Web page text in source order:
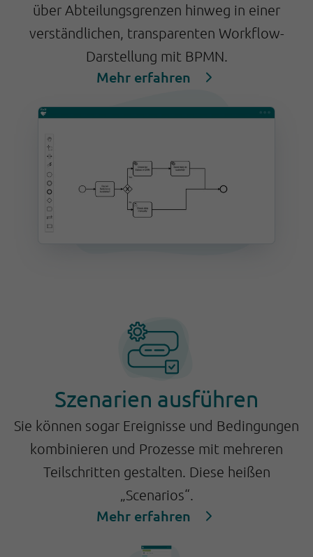
über Abteilungsgrenzen hinweg in einer
verständlichen, transparenten Workflow-
Darstellung mit BPMN.
Mehr erfahren
Szenarien ausführen
Sie können sogar Ereignisse und Bedingungen
kombinieren und Prozesse mit mehreren
Teilschritten gestalten. Diese heißen
„Scenarios“.
Mehr erfahren